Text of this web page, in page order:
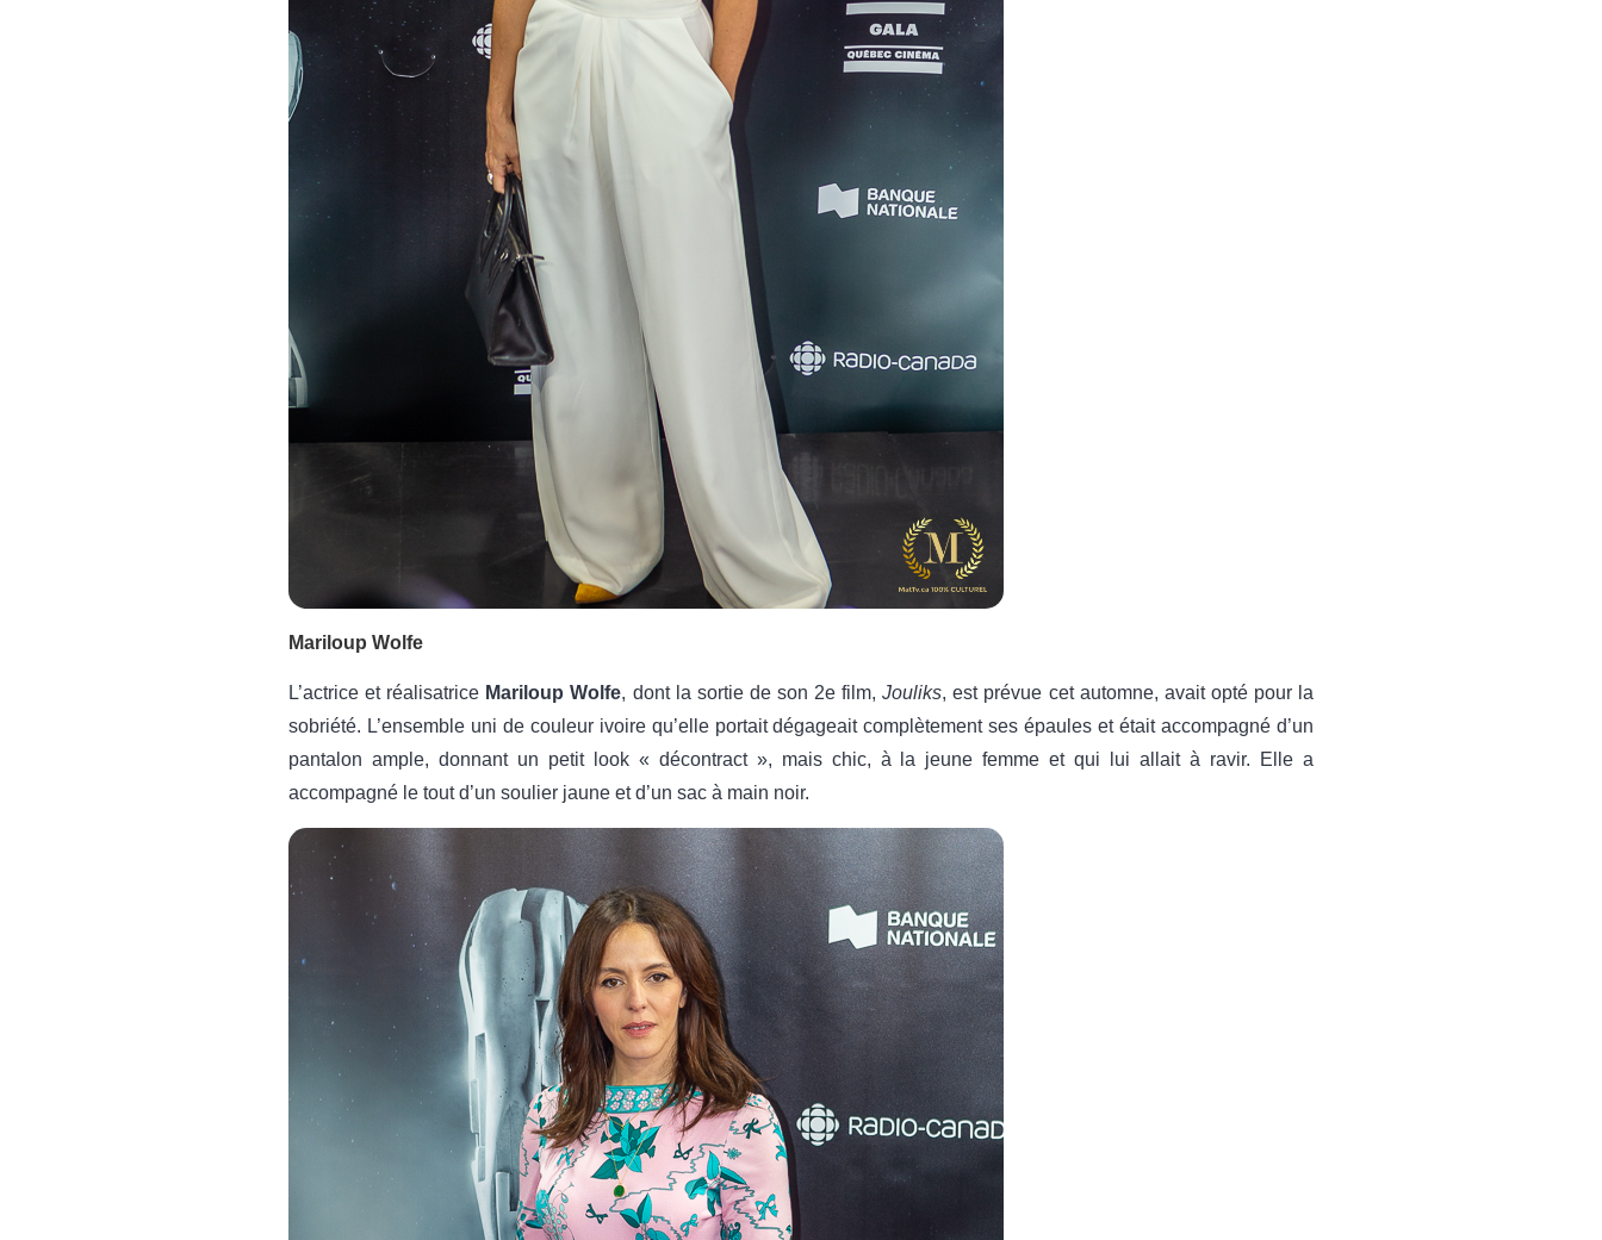
Mariloup Wolfe
L’actrice et réalisatrice Mariloup Wolfe, dont la sortie de son 2e film,Jouliks, est prévue cet automne, avait opté pour la
sobriété. L’ensemble uni de couleur ivoire qu’elle portait dégageait complètement ses épaules et était accompagné d’un
pantalon ample, donnant un petit look « décontract », mais chic, à la jeune femme et qui lui allait à ravir. Elle a
accompagné le tout d’un soulier jaune et d’un sac à main noir.